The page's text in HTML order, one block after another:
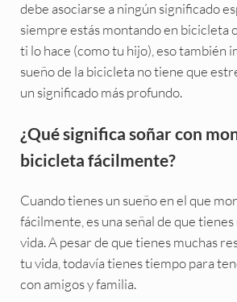
debe asociarse a ningún significado
siempre estás montando en bicicleta
ti lo hace (como tu hijo), eso también
sueño de la bicicleta no tiene que
un significado más profundo.
¿Qué significa soñar con
bicicleta fácilmente?
Cuando tienes un sueño en el que
fácilmente, es una señal de que
vida. A pesar de que tienes muchas
tu vida, todavía tienes tiempo para
con amigos y familia.